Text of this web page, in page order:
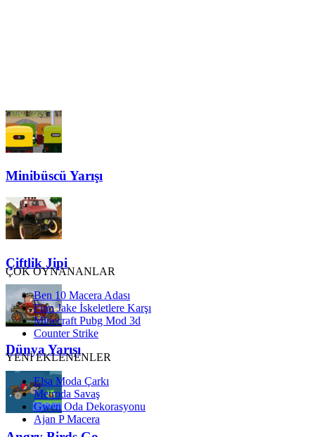
Minibüscü Yarışı
Çiftlik Jipi
Dünya Yarışı
ÇOK OYNANANLAR
Ben 10 Macera Adası
Finn Jake İskeletlere Karşı
Minecraft Pubg Mod 3d
Counter Strike
YENİ EKLENENLER
Elsa Moda Çarkı
Metroda Savaş
Gwen Oda Dekorasyonu
Ajan P Macera